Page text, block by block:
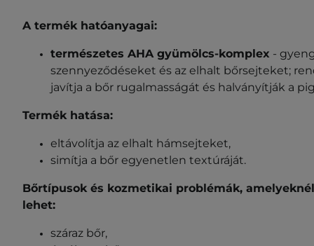
A termék hatóanyagai:
természetes AHA gyümölcs-komplex -
szennyeződéseket és az elhalt bőrsejteket;
javítja a bőr rugalmasságát és halványítják a
Termék hatása:
eltávolítja az elhalt hámsejteket,
simítja a bőr egyenetlen textúráját.
Bőrtípusok és kozmetikai problémák,
lehet:
száraz bőr,